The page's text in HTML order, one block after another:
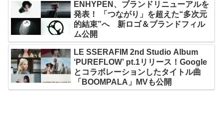
ENHYPEN、ブランドリニューアルを
発表！ 「つながり」を超えた“多次元
的結束”へ 新ロゴ＆ブランドフィル
ム公開
LE SSERAFIM 2nd Studio Album
‘PUREFLOW’ pt.1リリース！Google
とコラボレーションしたタイトル曲
「BOOMPALA」MVも公開